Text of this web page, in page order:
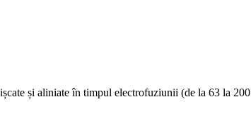
și aliniate în timpul electrofuziunii (de la 63 la 200